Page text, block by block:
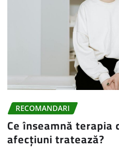
RECOMANDARI
Ce înseamnă terapia
afecțiuni tratează?